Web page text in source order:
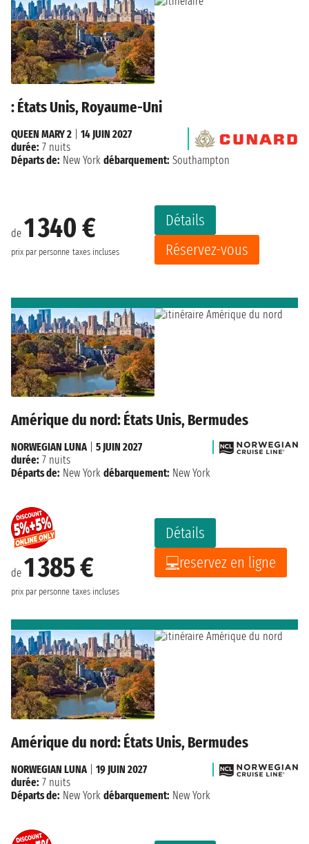
: États Unis, Royaume-Uni
de 1 340 €
prix par personne taxes incluses
Détails
Réservez-vous
QUEEN MARY 2
14 JUIN 2027
durée: 7 nuits
Départs de: New York débarquement: Southampton
Amérique du nord: États Unis, Bermudes
de 1 385 €
prix par personne taxes incluses
Détails
reservez en ligne
NORWEGIAN LUNA| 5 JUIN 2027
durée: 7 nuits
Départs de: New York débarquement: New York
Amérique du nord: États Unis, Bermudes
NORWEGIAN LUNA| 19 JUIN 2027
durée: 7 nuits
Départs de: New York débarquement: New York